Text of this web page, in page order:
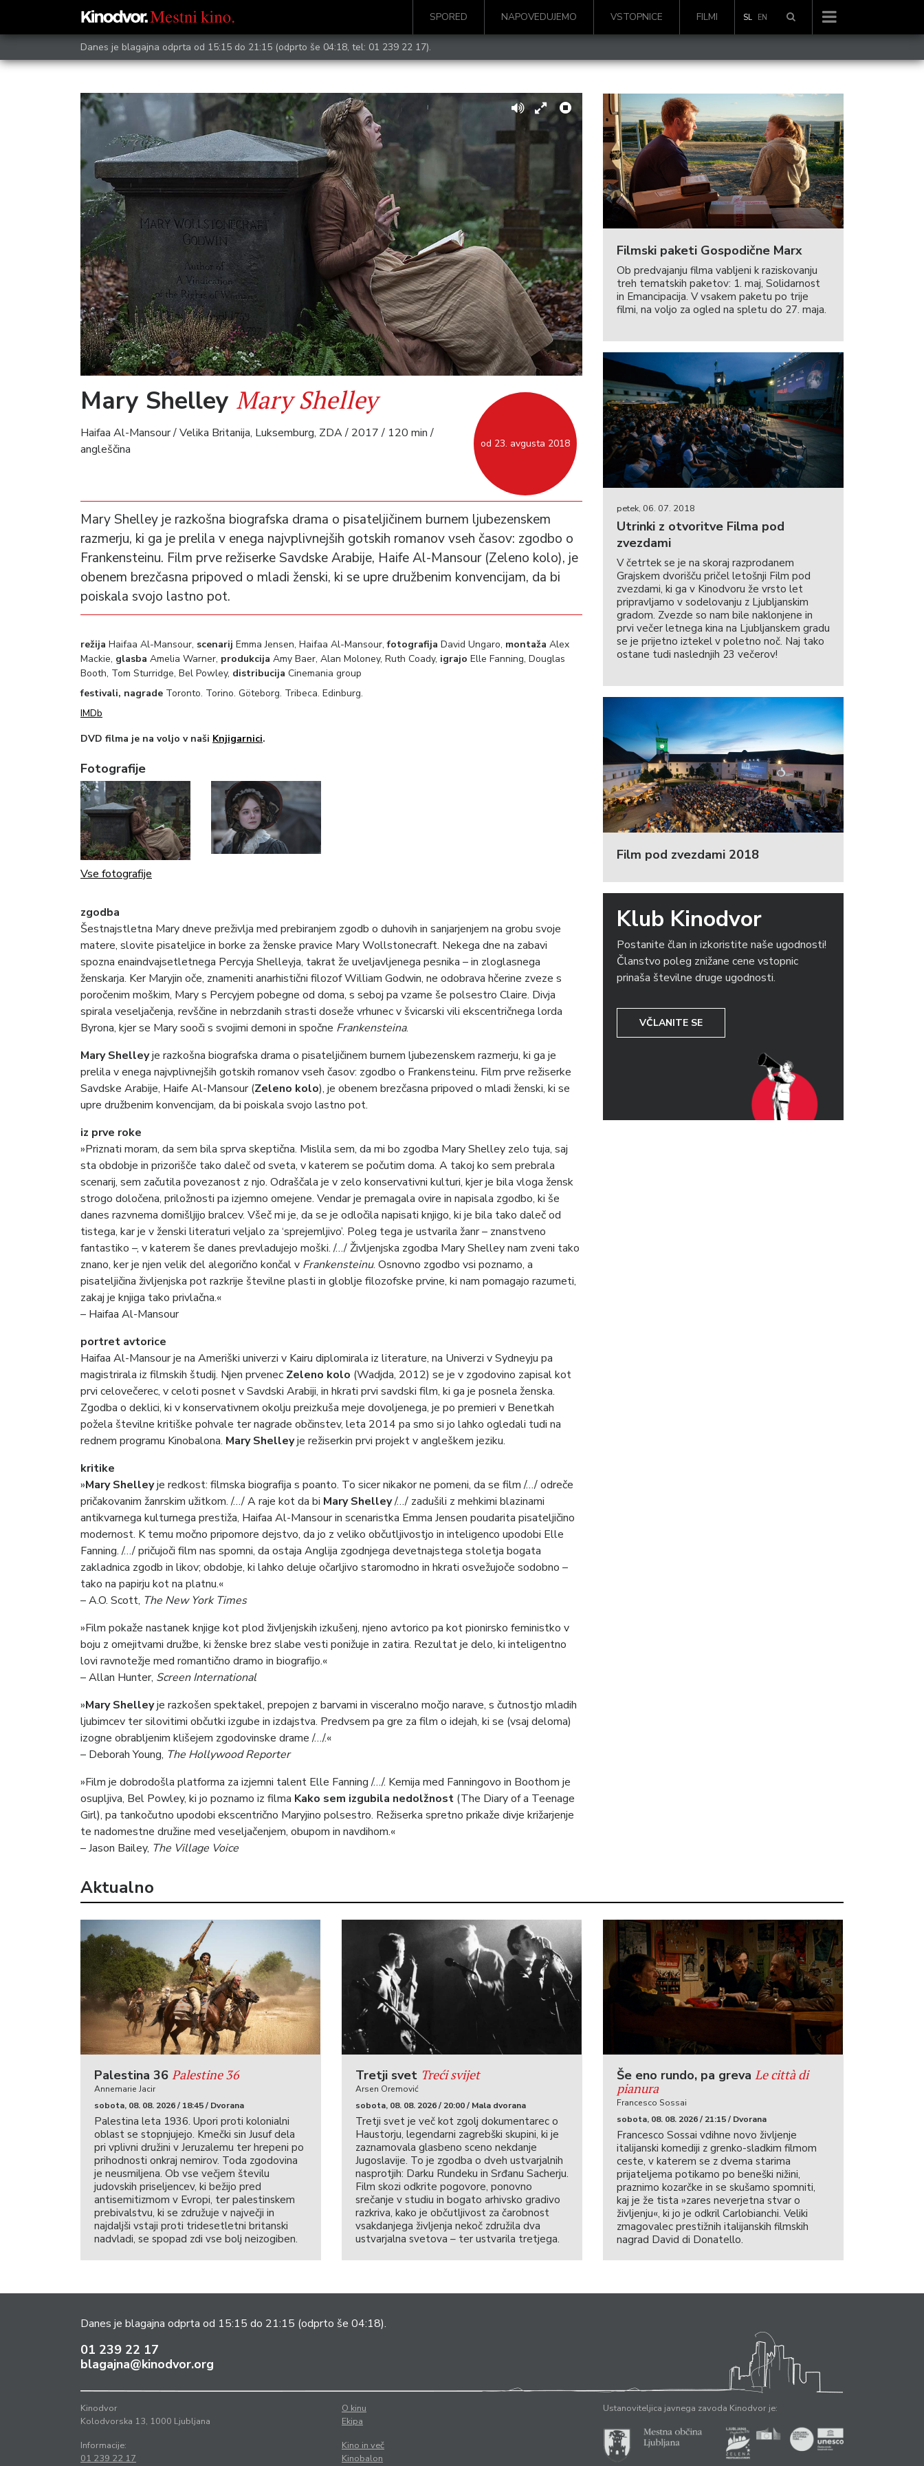
SPORED NAPOVEDUJEMO VSTOPNICE FILMI SL EN
Danes je blagajna odprta od 15:15 do 21:15 (odprto še 04:18, tel: 01 239 22 17).
od 23. avgusta 2018
Mary Shelley Mary Shelley
Haifaa Al-Mansour / Velika Britanija, Luksemburg, ZDA / 2017 / 120 min /
angleščina
Mary Shelley je razkošna biografska drama o pisateljičinem burnem ljubezenskem
razmerju, ki ga je prelila v enega najvplivnejših gotskih romanov vseh časov: zgodbo o
Frankensteinu. Film prve režiserke Savdske Arabije, Haife Al-Mansour (Zeleno kolo), je
obenem brezčasna pripoved o mladi ženski, ki se upre družbenim konvencijam, da bi
poiskala svojo lastno pot.
režija Haifaa Al-Mansour, scenarij Emma Jensen, Haifaa Al-Mansour,fotografija David Ungaro, montaža Alex
Mackie, glasba Amelia Warner, produkcija Amy Baer, Alan Moloney, Ruth Coady, igrajo Elle Fanning, Douglas
Booth, Tom Sturridge, Bel Powley, distribucija Cinemania group
festivali, nagrade Toronto. Torino. Göteborg. Tribeca. Edinburg.
IMDb
DVD filma je na voljo v naši Knjigarnici.
Fotografije
Vse fotografije
zgodba
Šestnajstletna Mary dneve preživlja med prebiranjem zgodb o duhovih in sanjarjenjem na grobu svoje
matere, slovite pisateljice in borke za ženske pravice Mary Wollstonecraft. Nekega dne na zabavi
spozna enaindvajsetletnega Percyja Shelleyja, takrat že uveljavljenega pesnika – in zloglasnega
ženskarja. Ker Maryjin oče, znameniti anarhistični filozof William Godwin, ne odobrava hčerine zveze s
poročenim moškim, Mary s Percyjem pobegne od doma, s seboj pa vzame še polsestro Claire. Divja
spirala veseljačenja, revščine in nebrzdanih strasti doseže vrhunec v švicarski vili ekscentričnega lorda
Byrona, kjer se Mary sooči s svojimi demoni in spočne Frankensteina.
Mary Shelleyje razkošna biografska drama o pisateljičinem burnem ljubezenskem razmerju, ki ga je
prelila v enega najvplivnejših gotskih romanov vseh časov: zgodbo o Frankensteinu. Film prve režiserke
Savdske Arabije, Haife Al-Mansour (Zeleno kolo), je obenem brezčasna pripoved o mladi ženski, ki se
upre družbenim konvencijam, da bi poiskala svojo lastno pot.
iz prve roke
»Priznati moram, da sem bila sprva skeptična. Mislila sem, da mi bo zgodba Mary Shelley zelo tuja, saj
sta obdobje in prizorišče tako daleč od sveta, v katerem se počutim doma. A takoj ko sem prebrala
scenarij, sem začutila povezanost z njo. Odraščala je v zelo konservativni kulturi, kjer je bila vloga žensk
strogo določena, priložnosti pa izjemno omejene. Vendar je premagala ovire in napisala zgodbo, ki še
danes razvnema domišljijo bralcev. Všeč mi je, da se je odločila napisati knjigo, ki je bila tako daleč od
tistega, kar je v ženski literaturi veljalo za ‘sprejemljivo’. Poleg tega je ustvarila žanr – znanstveno
fantastiko –, v katerem še danes prevladujejo moški. /…/ Življenjska zgodba Mary Shelley nam zveni tako
znano, ker je njen velik del alegorično končal v Frankensteinu. Osnovno zgodbo vsi poznamo, a
pisateljičina življenjska pot razkrije številne plasti in globlje filozofske prvine, ki nam pomagajo razumeti,
zakaj je knjiga tako privlačna.«
– Haifaa Al-Mansour
portret avtorice
Haifaa Al-Mansour je na Ameriški univerzi v Kairu diplomirala iz literature, na Univerzi v Sydneyju pa
magistrirala iz filmskih študij. Njen prvenec Zeleno kolo (Wadjda, 2012) se je v zgodovino zapisal kot
prvi celovečerec, v celoti posnet v Savdski Arabiji, in hkrati prvi savdski film, ki ga je posnela ženska.
Zgodba o deklici, ki v konservativnem okolju preizkuša meje dovoljenega, je po premieri v Benetkah
požela številne kritiške pohvale ter nagrade občinstev, leta 2014 pa smo si jo lahko ogledali tudi na
rednem programu Kinobalona. Mary Shelleyje režiserkin prvi projekt v angleškem jeziku.
kritike
»Mary Shelleyje redkost: filmska biografija s poanto. To sicer nikakor ne pomeni, da se film /…/ odreče
pričakovanim žanrskim užitkom. /…/ A raje kot da bi Mary Shelley/…/ zadušili z mehkimi blazinami
antikvarnega kulturnega prestiža, Haifaa Al-Mansour in scenaristka Emma Jensen poudarita pisateljičino
modernost. K temu močno pripomore dejstvo, da jo z veliko občutljivostjo in inteligenco upodobi Elle
Fanning. /…/ pričujoči film nas spomni, da ostaja Anglija zgodnjega devetnajstega stoletja bogata
zakladnica zgodb in likov; obdobje, ki lahko deluje očarljivo staromodno in hkrati osvežujoče sodobno –
tako na papirju kot na platnu.«
– A.O. Scott, The New York Times
»Film pokaže nastanek knjige kot plod življenjskih izkušenj, njeno avtorico pa kot pionirsko feministko v
boju z omejitvami družbe, ki ženske brez slabe vesti ponižuje in zatira. Rezultat je delo, ki inteligentno
lovi ravnotežje med romantično dramo in biografijo.«
– Allan Hunter, Screen International
»Mary Shelleyje razkošen spektakel, prepojen z barvami in visceralno močjo narave, s čutnostjo mladih
ljubimcev ter silovitimi občutki izgube in izdajstva. Predvsem pa gre za film o idejah, ki se (vsaj deloma)
izogne obrabljenim klišejem zgodovinske drame /…/.«
– Deborah Young, The Hollywood Reporter
»Film je dobrodošla platforma za izjemni talent Elle Fanning /…/. Kemija med Fanningovo in Boothom je
osupljiva, Bel Powley, ki jo poznamo iz filma Kako sem izgubila nedolžnost (The Diary of a Teenage
Girl), pa tankočutno upodobi ekscentrično Maryjino polsestro. Režiserka spretno prikaže divje križarjenje
te nadomestne družine med veseljačenjem, obupom in navdihom.«
– Jason Bailey, The Village Voice
Filmski paketi Gospodične Marx
Ob predvajanju filma vabljeni k raziskovanju
treh tematskih paketov: 1. maj, Solidarnost
in Emancipacija. V vsakem paketu po trije
filmi, na voljo za ogled na spletu do 27. maja.
petek, 06. 07. 2018
Utrinki z otvoritve Filma pod
zvezdami
V četrtek se je na skoraj razprodanem
Grajskem dvorišču pričel letošnji Film pod
zvezdami, ki ga v Kinodvoru že vrsto let
pripravljamo v sodelovanju z Ljubljanskim
gradom. Zvezde so nam bile naklonjene in
prvi večer letnega kina na Ljubljanskem gradu
se je prijetno iztekel v poletno noč. Naj tako
ostane tudi naslednjih 23 večerov!
Film pod zvezdami 2018
Klub Kinodvor
Postanite član in izkoristite naše ugodnosti!
Članstvo poleg znižane cene vstopnic
prinaša številne druge ugodnosti.
VČLANITE SE
Aktualno
Palestina 36 Palestine 36
Annemarie Jacir
sobota, 08. 08. 2026 / 18:45 / Dvorana
Palestina leta 1936. Upori proti kolonialni
oblast se stopnjujejo. Kmečki sin Jusuf dela
pri vplivni družini v Jeruzalemu ter hrepeni po
prihodnosti onkraj nemirov. Toda zgodovina
je neusmiljena. Ob vse večjem številu
judovskih priseljencev, ki bežijo pred
antisemitizmom v Evropi, ter palestinskem
prebivalstvu, ki se združuje v največji in
najdaljši vstaji proti tridesetletni britanski
nadvladi, se spopad zdi vse bolj neizogiben.
Tretji svet Treći svijet
Arsen Oremović
sobota, 08. 08. 2026 / 20:00 / Mala dvorana
Tretji svet je več kot zgolj dokumentarec o
Haustorju, legendarni zagrebški skupini, ki je
zaznamovala glasbeno sceno nekdanje
Jugoslavije. To je zgodba o dveh ustvarjalnih
nasprotjih: Darku Rundeku in Srđanu Sacherju.
Film skozi odkrite pogovore, ponovno
srečanje v studiu in bogato arhivsko gradivo
razkriva, kako je občutljivost za čarobnost
vsakdanjega življenja nekoč združila dva
ustvarjalna svetova – ter ustvarila tretjega.
Še eno rundo, pa greva Le città di
pianura
Francesco Sossai
sobota, 08. 08. 2026 / 21:15 / Dvorana
Francesco Sossai vdihne novo življenje
italijanski komediji z grenko-sladkim filmom
ceste, v katerem se z dvema starima
prijateljema potikamo po beneški nižini,
praznimo kozarčke in se skušamo spomniti,
kaj je že tista »zares neverjetna stvar o
življenju«, ki jo je odkril Carlobianchi. Veliki
zmagovalec prestižnih italijanskih filmskih
nagrad David di Donatello.
Danes je blagajna odprta od 15:15 do 21:15 (odprto še 04:18).
01 239 22 17
blagajna@kinodvor.org
Kinodvor
Kolodvorska 13, 1000 Ljubljana
Informacije:
01 239 22 17
O kinu
Ekipa
Kino in več
Kinobalon
Ustanoviteljica javnega zavoda Kinodvor je: